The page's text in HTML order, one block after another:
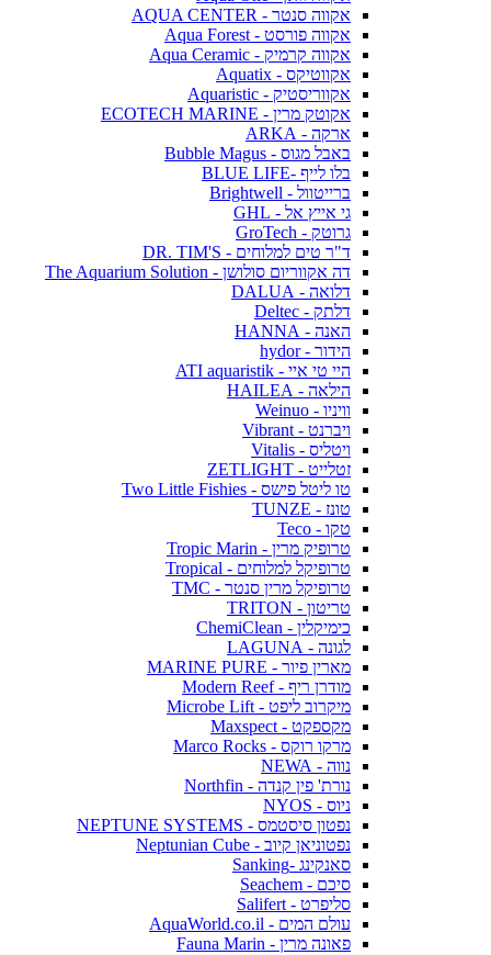
אקווה סנטר - AQUA CENTER
אקווה פורסט - Aqua Forest
אקווה קרמיק - Aqua Ceramic
אקווטיקס - Aquatix
אקווריסטיק - Aquaristic
אקוטק מרין - ECOTECH MARINE
ארקה - ARKA
באבל מגוס - Bubble Magus
בלו לייף -BLUE LIFE
ברייטוול - Brightwell
גי אייץ אל - GHL
גרוטק - GroTech
ד"ר טים למלוחים - DR. TIM'S
דה אקווריום סולושן - The Aquarium Solution
דלואה - DALUA
דלתק - Deltec
האנה - HANNA
הידור - hydor
היי טי איי - ATI aquaristik
הילאה - HAILEA
וויניו - Weinuo
ויברנט - Vibrant
ויטליס - Vitalis
זטלייט - ZETLIGHT
טו ליטל פישס - Two Little Fishies
טונז - TUNZE
טקו - Teco
טרופיק מרין - Tropic Marin
טרופיקל למלוחים - Tropical
טרופיקל מרין סנטר - TMC
טריטון - TRITON
כימיקלין - ChemiClean
לגונה - LAGUNA
מארין פיור - MARINE PURE
מודרן ריף - Modern Reef
מיקרוב ליפט - Microbe Lift
מקספקט - Maxspect
מרקו רוקס - Marco Rocks
נווה - NEWA
נורת' פין קנדה - Northfin
ניוס - NYOS
נפטון סיסטמס - NEPTUNE SYSTEMS
נפטוניאן קיוב - Neptunian Cube
סאנקינג -Sanking
סיכם - Seachem
סליפרט - Salifert
עולם המים - AquaWorld.co.il
פאונה מרין - Fauna Marin